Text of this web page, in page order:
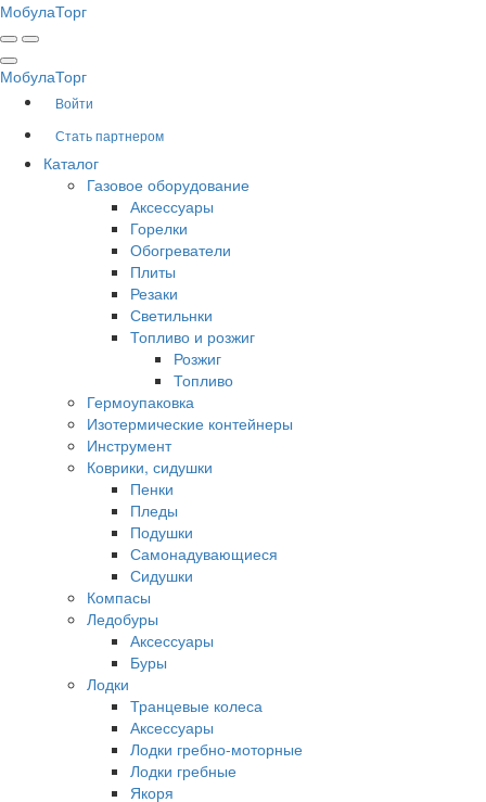
МобулаТорг
МобулаТорг
Войти
Стать партнером
Каталог
Газовое оборудование
Аксессуары
Горелки
Обогреватели
Плиты
Резаки
Светильнки
Топливо и розжиг
Розжиг
Топливо
Гермоупаковка
Изотермические контейнеры
Инструмент
Коврики, сидушки
Пенки
Пледы
Подушки
Самонадувающиеся
Сидушки
Компасы
Ледобуры
Аксессуары
Буры
Лодки
Транцевые колеса
Аксессуары
Лодки гребно-моторные
Лодки гребные
Якоря